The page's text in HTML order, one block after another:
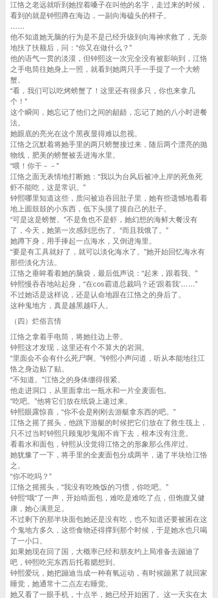
江恪之老远就听到她捏着嗓子在叫他的名字，走过来的时候，
看到的就是钟熙蹲在海边，一副向海磕头的样子。
……
他不知道她无脑的行为是不是已经升级到向海神求救了，无奈
地扶了扶额后，问：“你又在做什么？”
他的语气一贯的淡漠，但钟熙这一次完全没有被影响到，江恪
之手电筒往她身上一照，就看到她两只手一手提了一个大螃
蟹。
“看，我们可以吃烤螃蟹了！这里还有很多只，你也来拿几
个！”
这个瞬间，她忘记了他们之间的龃龉，忘记了她的八小时进餐
法。
她眼底的亮光在这个黑夜显得难以忽视。
江恪之沉默着将她手里的两只螃蟹接过来，随后两个漂亮的抛
物线，肥美的螃蟹被丢进海水里。
“喂！你干－－”
江恪之面无表情地打断她：“我以为台风后被冲上岸的死鱼死
虾不能吃，这是常识。”
钟熙哪里知道这些，质问被迫吞回肚子里，她有些遗憾地看着
地上圆鼓鼓的小东西，低下头摸了摸自己的肚子。
“可是这是螃蟹。”不是鱼也不是虾，她幻想的海鲜大餐没有
了，今天，她第一次感到悲伤了。“而且我饿了。”
她蹲下身，用手捧起一点海水，又倒进海里。
“要是有工具就好了，就可以淡化海水了。”她开始回忆海水有
那些淡化方法。
江恪之垂眸看着她的脑袋，最后低声说：“起来，跟着我。”
钟熙慢吞吞地站起身，“在cos霸道总裁吗？还‘跟着我’……”
不过她话是这样说，还是认命地跟在江恪之的身后了。
这种鬼地方，真是越黑越吓人。
（四）烂俗言情
江恪之拿着手电筒，将她往边上带。
钟熙这才发现，这里还有个不算大的岩洞。
“里面会不会有什么死尸啊。”钟熙小声问道，听从本能地往江
恪之身边贴了贴。
“不知道。”江恪之的身体绷得很紧。
他走进洞口，从里面拿出一瓶水和一片全麦面包。
“吃吧。”他将它们放在纸袋上递过来。
钟熙眼露惊喜，“你不会是刚刚去游艇拿东西的吧。”
江恪之摇了摇头，他跳下游艇的时候把它们放在了救生筏上，
只不过当时钟熙只顾鬼吵鬼闹不肯下去，根本没有注意。
看着水和面包，钟熙从没觉得江恪之的形象那么伟岸过。
她犹豫了一下，将手里的全麦面包分成两半，递了半块给江恪
之。
“你不吃吗？”
江恪之摇摇头，“我没有吃晚饭的习惯，你吃吧。”
钟熙“哦“了一声，开始啃面包，难吃是难吃了点，但饱腹又健
康，她心满意足。
不过剩下的那半块面包她还是没有吃，也不知道还要被困在这
个鬼地方多久，这些食物还得撑到那个时候，于是她水也只喝
了一小口。
如果她现在回了国，大概率已经和朋友约上局准备去蹦迪了
吧，钟熙吃完东西后托着腮想到。
钟熙爱玩，她把蹦迪当成一种有氧运动，有时候蹦累了就回家
睡觉，她通常十二点左右睡觉。
她又看了一眼手机，十点半，她已经开始困了。这一天实在太